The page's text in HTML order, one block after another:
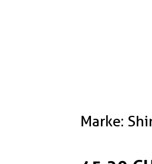
Marke: